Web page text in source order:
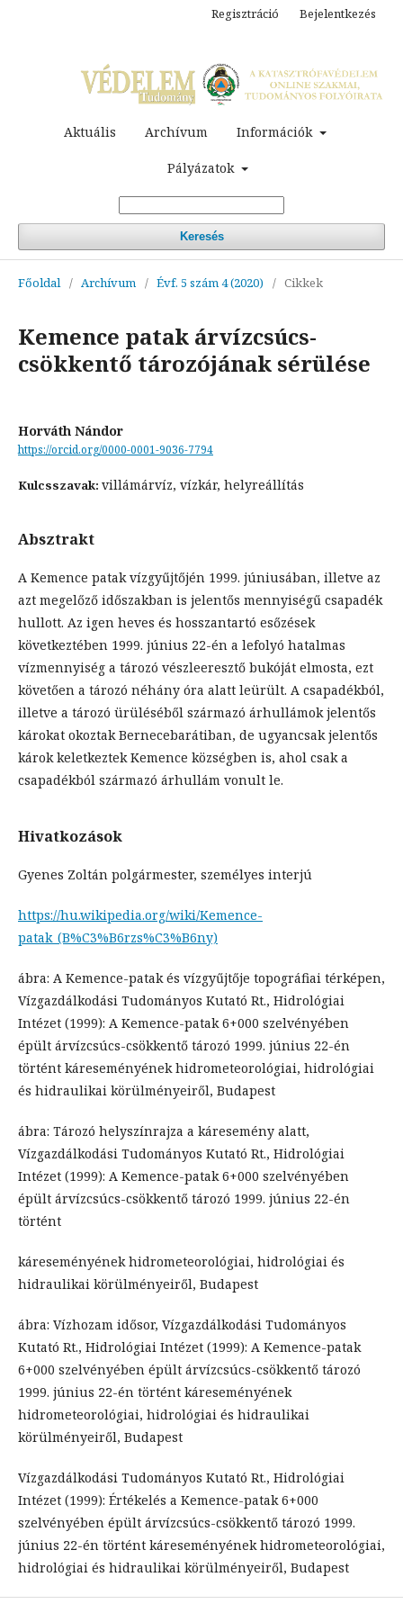
Aktuális Archívum Információk
Pályázatok
Keresés
Regisztráció Bejelentkezés
Főoldal / Archívum / Évf. 5 szám 4 (2020) / Cikkek
Kemence patak árvízcsúcs-
csökkentő tározójának sérülése
Horváth Nándor
https://orcid.org/0000-0001-9036-7794
Kulcsszavak: villámárvíz, vízkár, helyreállítás
Absztrakt
A Kemence patak vízgyűjtőjén 1999. júniusában, illetve az
azt megelőző időszakban is jelentős mennyiségű csapadék
hullott. Az igen heves és hosszantartó esőzések
következtében 1999. június 22-én a lefolyó hatalmas
vízmennyiség a tározó vészleeresztő bukóját elmosta, ezt
követően a tározó néhány óra alatt leürült. A csapadékból,
illetve a tározó ürüléséből származó árhullámok jelentős
károkat okoztak Bernecebarátiban, de ugyancsak jelentős
károk keletkeztek Kemence községben is, ahol csak a
csapadékból származó árhullám vonult le.
Hivatkozások
Gyenes Zoltán polgármester, személyes interjú
https://hu.wikipedia.org/wiki/Kemence-
patak_(B%C3%B6rzs%C3%B6ny)
ábra: A Kemence-patak és vízgyűjtője topográfiai térképen,
Vízgazdálkodási Tudományos Kutató Rt., Hidrológiai
Intézet (1999): A Kemence-patak 6+000 szelvényében
épült árvízcsúcs-csökkentő tározó 1999. június 22-én
történt káreseményének hidrometeorológiai, hidrológiai
és hidraulikai körülményeiről, Budapest
ábra: Tározó helyszínrajza a káresemény alatt,
Vízgazdálkodási Tudományos Kutató Rt., Hidrológiai
Intézet (1999): A Kemence-patak 6+000 szelvényében
épült árvízcsúcs-csökkentő tározó 1999. június 22-én
történt
káreseményének hidrometeorológiai, hidrológiai és
hidraulikai körülményeiről, Budapest
ábra: Vízhozam idősor, Vízgazdálkodási Tudományos
Kutató Rt., Hidrológiai Intézet (1999): A Kemence-patak
6+000 szelvényében épült árvízcsúcs-csökkentő tározó
1999. június 22-én történt káreseményének
hidrometeorológiai, hidrológiai és hidraulikai
körülményeiről, Budapest
Vízgazdálkodási Tudományos Kutató Rt., Hidrológiai
Intézet (1999): Értékelés a Kemence-patak 6+000
szelvényében épült árvízcsúcs-csökkentő tározó 1999.
június 22-én történt káreseményének hidrometeorológiai,
hidrológiai és hidraulikai körülményeiről, Budapest